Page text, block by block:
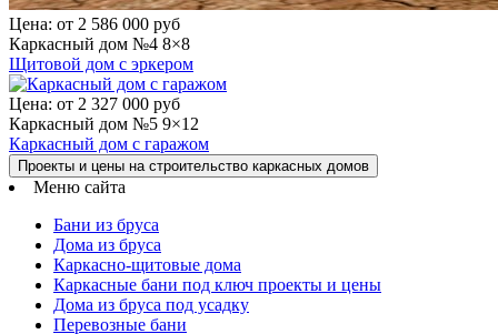
Цена: от 2 586 000 руб
Каркасный дом №4 8×8
Щитовой дом с эркером
Цена: от 2 327 000 руб
Каркасный дом №5 9×12
Каркасный дом с гаражом
Проекты и цены на строительство каркасных домов
Меню сайта
Бани из бруса
Дома из бруса
Каркасно-щитовые дома
Каркасные бани под ключ проекты и цены
Дома из бруса под усадку
Перевозные бани